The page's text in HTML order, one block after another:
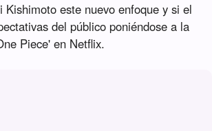
este nuevo enfoque y si el
del público poniéndose a la
Piece' en Netflix.